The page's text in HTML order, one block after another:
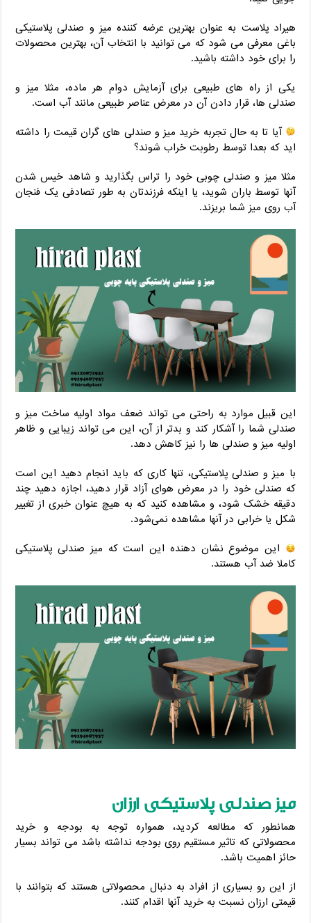
هیراد پلاست به عنوان بهترین عرضه کننده میز و صندلی پلاستیکی
باغی معرفی می شود که می توانید با انتخاب آن، بهترین محصولات
را برای خود داشته باشید.
یکی از راه‌ های طبیعی برای آزمایش دوام هر ماده، مثلا میز و
صندلی ها، قرار دادن آن در معرض عناصر طبیعی مانند آب است.
آیا تا به حال تجربه خرید میز و صندلی های گران قیمت را داشته
اید که بعدا توسط رطوبت خراب شوند؟
مثلا میز و صندلی چوبی خود را تراس بگذارید و شاهد خیس شدن
آنها توسط باران شوید، یا اینکه فرزندتان به طور تصادفی یک فنجان
آب روی میز شما بریزند.
این قبیل موارد به راحتی می تواند ضعف مواد اولیه ساخت میز و
صندلی شما را آشکار کند و بدتر از آن، این می تواند زیبایی و ظاهر
اولیه میز و صندلی ها را نیز کاهش دهد.
با میز و صندلی پلاستیکی، تنها کاری که باید انجام دهید این است
که صندلی خود را در معرض هوای آزاد قرار دهید، اجازه دهید چند
دقیقه خشک شود، و مشاهده کنید که به هیچ عنوان خبری از تغییر
شکل یا خرابی در آنها مشاهده نمی‌شود.
این موضوع نشان دهنده این است که میز صندلی پلاستیکی
کاملا ضد آب هستند.
میز صندلی پلاستیکی ارزان
همانطور که مطالعه کردید، همواره توجه به بودجه و خرید
محصولاتی که تاثیر مستقیم روی بودجه نداشته باشد می تواند بسیار
حائز اهمیت باشد.
از این رو بسیاری از افراد به دنبال محصولاتی هستند که بتوانند با
قیمتی ارزان نسبت به خرید آنها اقدام کنند.